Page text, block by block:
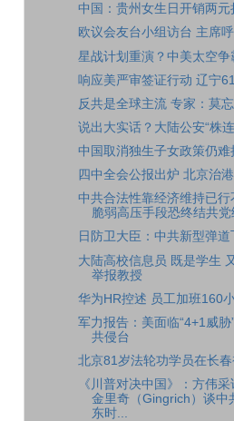
中国：贵州女生日开销两
欧议会友台小组访台 主席
星战计划重演？中美太空争
响应美严审签证行动 辽宁
反共是全球主流 专家：莫
说出大实话？大陆公安“株
中国取消独生子女政策仍
四中全会公报出炉 北京治
中共合法性靠经济维持已
脆弱高压手段恐终结共党
日防卫大臣：中共新型弹
大陆高校信息员 既是学生
举报教授
华为HR控述 员工加班160
军力报告：美面临“4+1威
共侵台
北京81岁法轮功学员在长
《川普对决中国》：方伟
金里奇（Gingrich）谈中
东时...